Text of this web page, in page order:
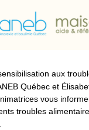
aux
Québec et
vous
troubles